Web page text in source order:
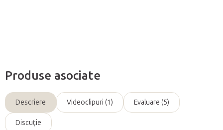
Produse asociate
Descriere Videoclipuri (1) Evaluare (5)
Discuţie